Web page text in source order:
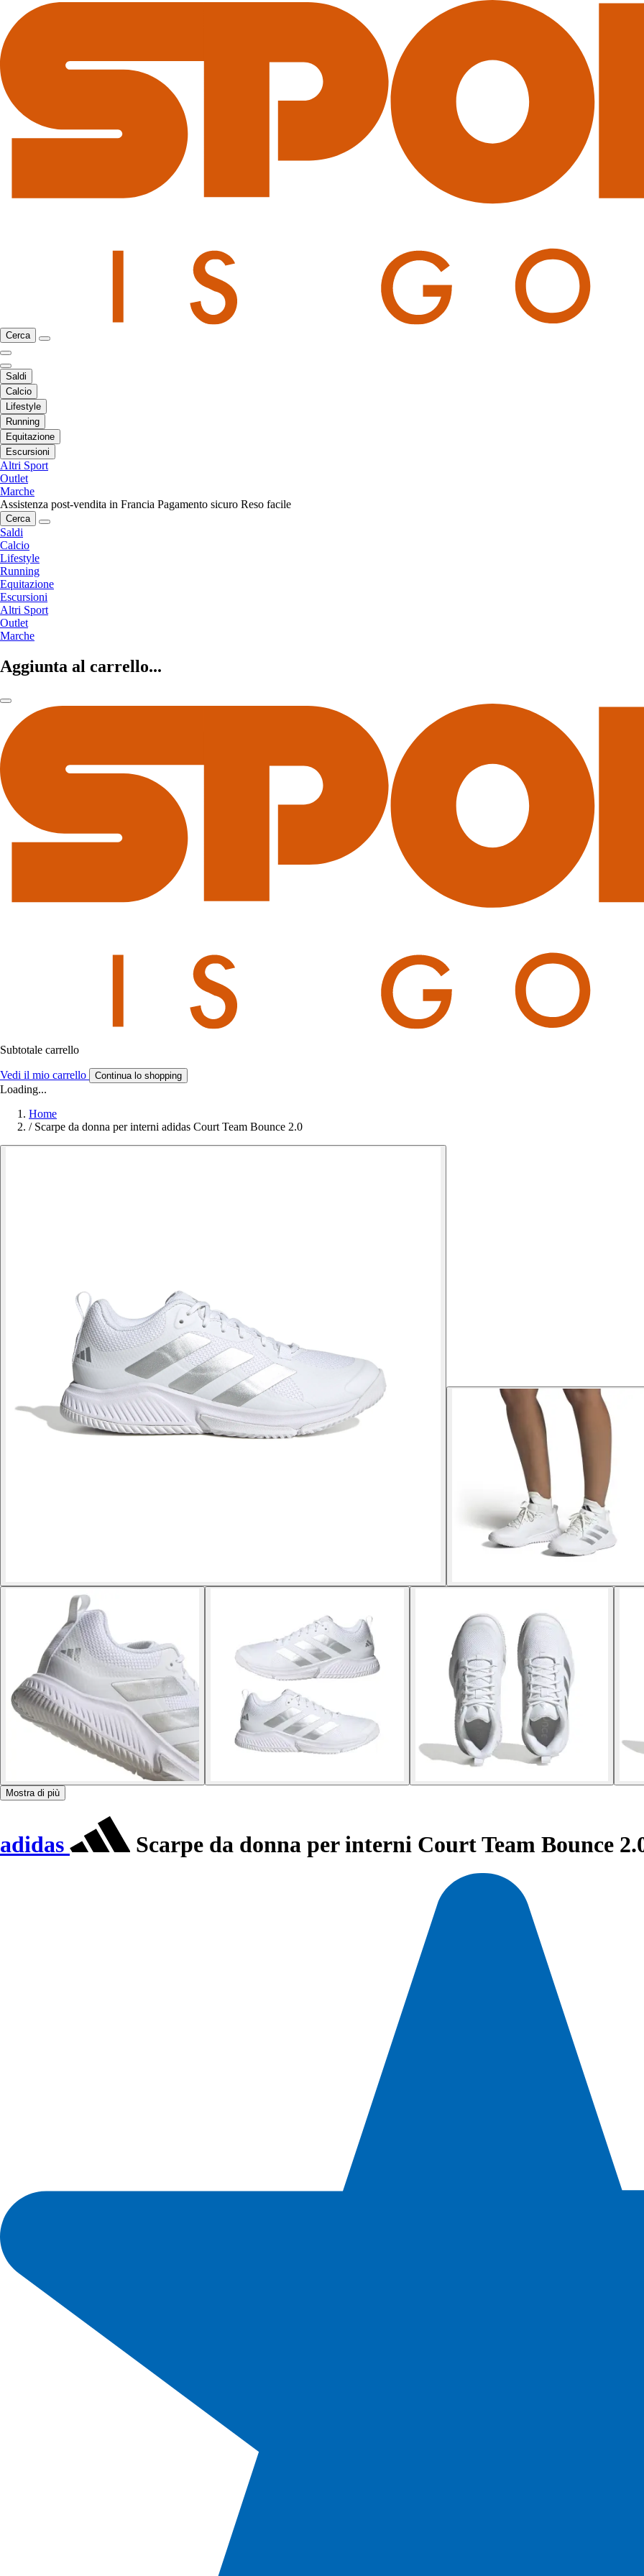
Cerca
Saldi
Calcio
Lifestyle
Running
Equitazione
Escursioni
Altri Sport
Outlet
Marche
Assistenza post-vendita in Francia Pagamento sicuro Reso facile
Cerca
Saldi
Calcio
Lifestyle
Running
Equitazione
Escursioni
Altri Sport
Outlet
Marche
Aggiunta al carrello...
Subtotale carrello
Vedi il mio carrello Continua lo shopping
Loading...
Home
/ Scarpe da donna per interni adidas Court Team Bounce 2.0
Mostra di più
adidas Scarpe da donna per interni Court Team Bounce